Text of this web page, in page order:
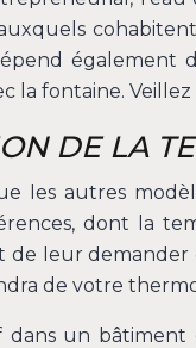
également
la fontaine.
DE LA
les autres
dont la
de leur
de votre
un